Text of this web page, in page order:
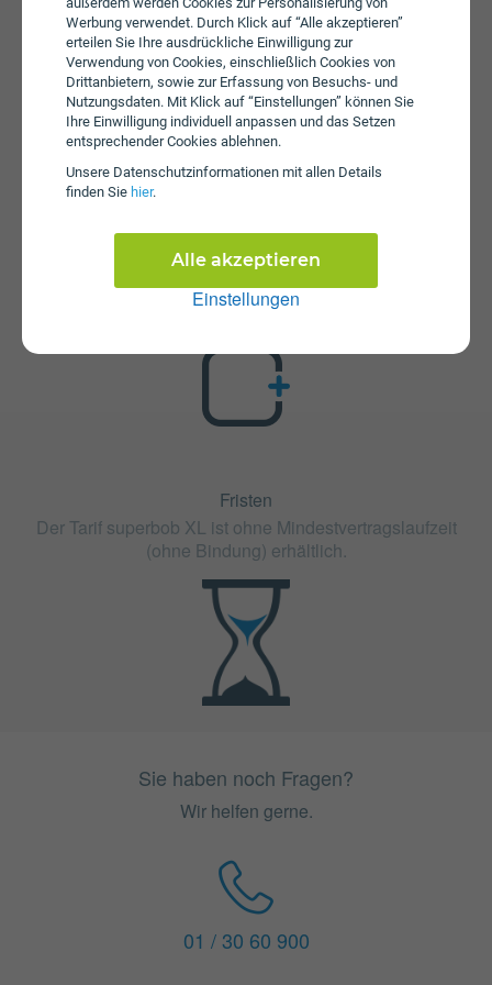
Werbung verwendet. Durch Klick auf “Alle akzeptieren”
erteilen Sie Ihre ausdrückliche Einwilligung zur
Verwendung von Cookies, einschließlich Cookies von
Drittanbietern, sowie zur Erfassung von Besuchs- und
Nutzungsdaten. Mit Klick auf “Einstellungen” können Sie
Ihre Einwilligung individuell anpassen und das Setzen
entsprechender Cookies ablehnen.
Unsere Daten­schutz­informationen mit allen Details
finden Sie hier.
Einstellungen
Alle akzeptieren
erhoben.
erweiterbar. Mehr über kombinierbare Zusatzprodukte
erfahren Sie in unserm Handytarif-Rechner. Dort können
Sie den Tarif nach Belieben mit anderen Angeboten
kombinieren.
Fristen
Der Tarif superbob XL ist ohne Mindestvertragslaufzeit
(ohne Bindung) erhältlich.
Sie haben noch Fragen?
Wir helfen gerne.
01 / 30 60 900